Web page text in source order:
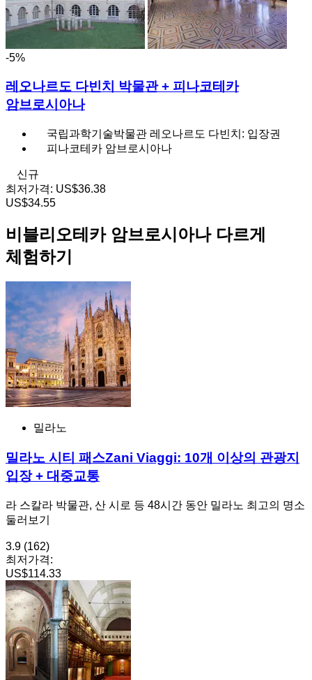
-5%
레오나르도 다빈치 박물관 + 피나코테카
암브로시아나
국립과학기술박물관 레오나르도 다빈치: 입장권
피나코테카 암브로시아나
신규
최저가격: US$36.38
US$34.55
비블리오테카 암브로시아나 다르게
체험하기
밀라노
밀라노 시티 패스Zani Viaggi: 10개 이상의 관광지
입장 + 대중교통
라 스칼라 박물관, 산 시로 등 48시간 동안 밀라노 최고의 명소
둘러보기
3.9 (162)
최저가격:
US$114.33